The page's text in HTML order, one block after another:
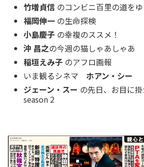
竹増貞信 のコンビニ百里の道をゆ
福岡伸一 の生命探検
小島慶子 の幸複のススメ！
沖 昌之の今週の猫しゃあしゃあ
稲垣えみ子 のアフロ画報
いま観るシネマ ホアン・シー
ジェーン・スー の先日、お目に
season 2